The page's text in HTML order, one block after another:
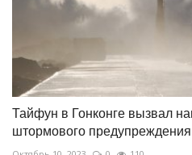
Тайфун в Гонконге вызвал
штормового предупреждения